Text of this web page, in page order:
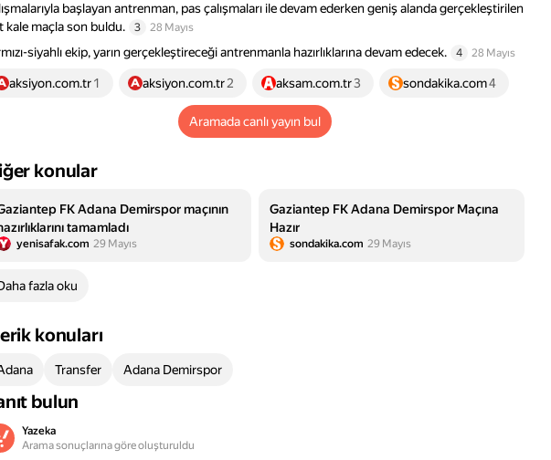
başlayan antrenman, pas çalışmaları ile devam ederken geniş alanda gerçekleştirilen
kale maçla son buldu.
3 28 Mayıs
siyahlı ekip, yarın gerçekleştireceği antrenmanla hazırlıklarına devam edecek. 4 28 Mayıs
aksiyon.com.tr1 aksiyon.com.tr2 aksam.com.tr3 sondakika.com4
Aramada canlı yayın bul
konular
FK Adana Demirspor maçının
tamamladı
yenisafak.com 29 Mayıs
Gaziantep FK Adana Demirspor Maçına
Hazır
sondakika.com 29 Mayıs
fazla oku
konuları
Transfer Adana Demirspor
bulun
Yazeka
Arama sonuçlarına göre oluşturuldu